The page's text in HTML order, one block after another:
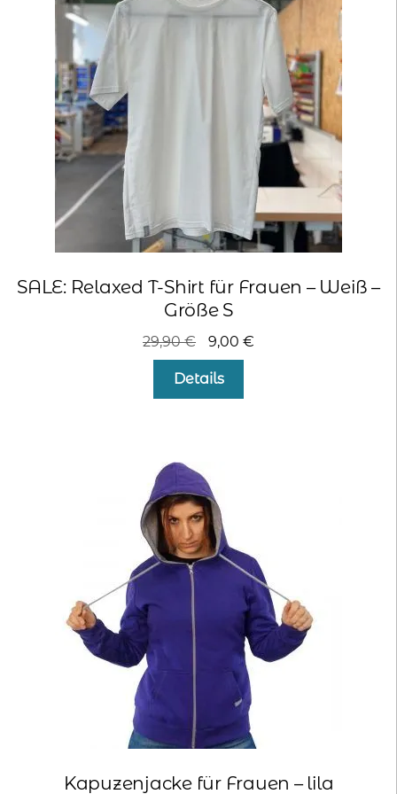
SALE: Relaxed T-Shirt für Frauen – Weiß –
Größe S
29,90€
Ursprünglicher
Preis
war:
29,90 €
9,00 €Aktueller
Details
Kapuzenjacke für Frauen – lila